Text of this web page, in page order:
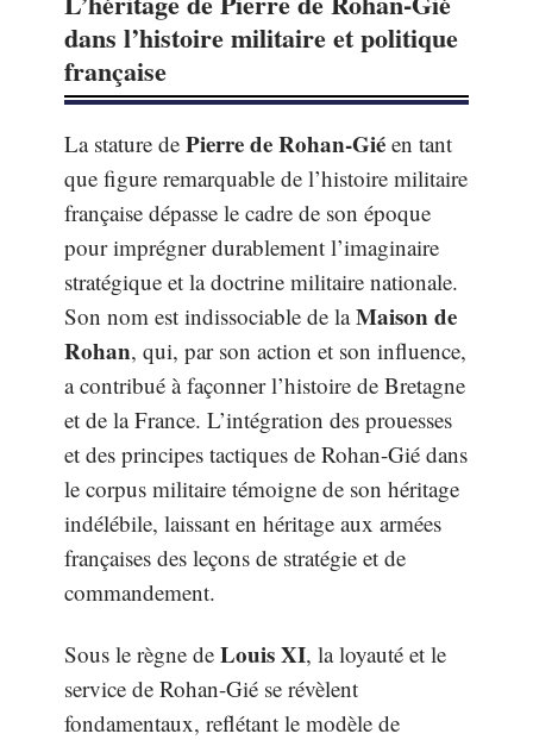
dans l’histoire militaire et politique
française
La stature de Pierre de Rohan-Gié en tant
que figure remarquable de l’histoire militaire
française dépasse le cadre de son époque
pour imprégner durablement l’imaginaire
stratégique et la doctrine militaire nationale.
Son nom est indissociable de laMaison de
Rohan, qui, par son action et son influence,
a contribué à façonner l’histoire de Bretagne
et de la France. L’intégration des prouesses
et des principes tactiques de Rohan-Gié dans
le corpus militaire témoigne de son héritage
indélébile, laissant en héritage aux armées
françaises des leçons de stratégie et de
commandement.
Sous le règne de Louis XI, la loyauté et le
service de Rohan-Gié se révèlent
fondamentaux, reflétant le modèle de